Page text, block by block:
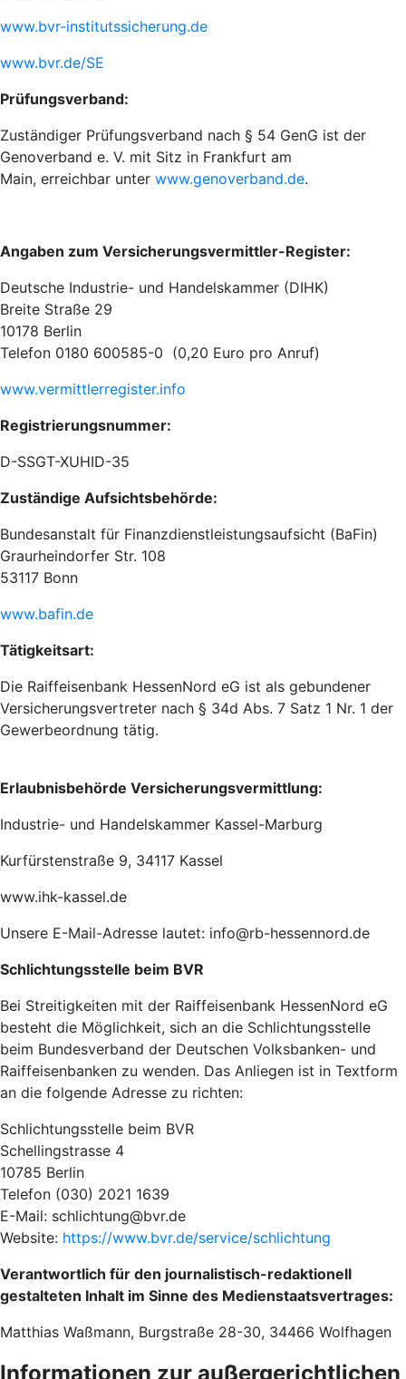
www.bvr-institutssicherung.de
www.bvr.de/SE
Prüfungsverband:
Zuständiger Prüfungsverband nach § 54 GenG ist der
Genoverband e. V. mit Sitz in Frankfurt am
Main, erreichbar unter www.genoverband.de.
Angaben zum Versicherungsvermittler-Register:
Deutsche Industrie- und Handelskammer (DIHK)
Breite Straße 29
10178 Berlin
Telefon 0180 600585-0 (0,20 Euro pro Anruf)
www.vermittlerregister.info
Registrierungsnummer:
D-SSGT-XUHID-35
Zuständige Aufsichtsbehörde:
Bundesanstalt für Finanzdienstleistungsaufsicht (BaFin)
Graurheindorfer Str. 108
53117 Bonn
www.bafin.de
Tätigkeitsart:
Die Raiffeisenbank HessenNord eG ist als gebundener
Versicherungsvertreter nach § 34d Abs. 7 Satz 1 Nr. 1 der
Gewerbeordnung tätig.
Erlaubnisbehörde Versicherungsvermittlung:
Industrie- und Handelskammer Kassel-Marburg
Kurfürstenstraße 9, 34117 Kassel
www.ihk-kassel.de
Unsere E-Mail-Adresse lautet: info@rb-hessennord.de
Schlichtungsstelle beim BVR
Bei Streitigkeiten mit der Raiffeisenbank HessenNord eG
besteht die Möglichkeit, sich an die Schlichtungsstelle
beim Bundesverband der Deutschen Volksbanken- und
Raiffeisenbanken zu wenden. Das Anliegen ist in Textform
an die folgende Adresse zu richten:
Schlichtungsstelle beim BVR
Schellingstrasse 4
10785 Berlin
Telefon (030) 2021 1639
E-Mail: schlichtung@bvr.de
Website: https://www.bvr.de/service/schlichtung
Verantwortlich für den journalistisch-redaktionell
gestalteten Inhalt im Sinne des Medienstaatsvertrages:
Matthias Waßmann, Burgstraße 28-30, 34466 Wolfhagen
Informationen zur außergerichtlichen